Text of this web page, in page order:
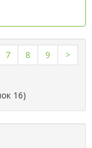
7 8 9
>
16)